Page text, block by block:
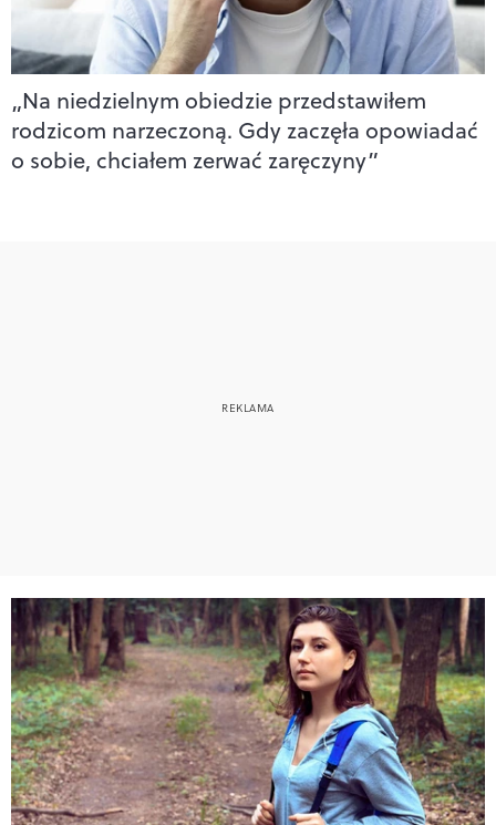
„Na niedzielnym obiedzie przedstawiłem
rodzicom narzeczoną. Gdy zaczęła opowiadać
o sobie, chciałem zerwać zaręczyny”